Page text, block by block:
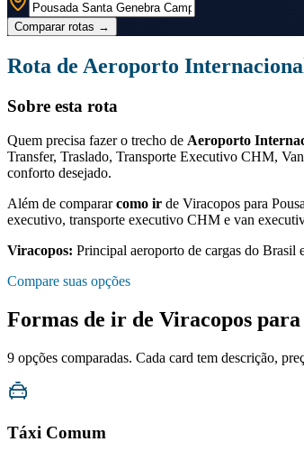
Comparar rotas →
Rota de Aeroporto
Sobre esta rota
Quem precisa fazer o trecho de Aeroporto
Transfer, Traslado, Transporte Executivo CHM,
conforto desejado.
Além de compararcomo ir de Viracopos para
executivo, transporte executivo CHM e van
Viracopos: Principal aeroporto de cargas do Brasil
Compare suas opções
Formas de ir de Viracopos para
9 opções comparadas. Cada card tem descrição,
Táxi Comum